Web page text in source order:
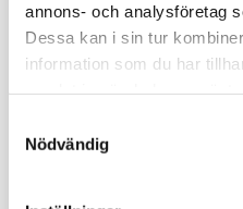
annons- och analysföretag
Dessa kan i sin tur
information som du har
Nödvändig
kardborrespänne och med ett